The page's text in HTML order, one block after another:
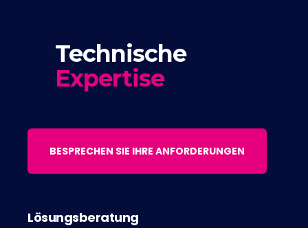
Technische
Expertise
BESPRECHEN SIE IHRE ANFORDERUNGEN
Lösungsberatung